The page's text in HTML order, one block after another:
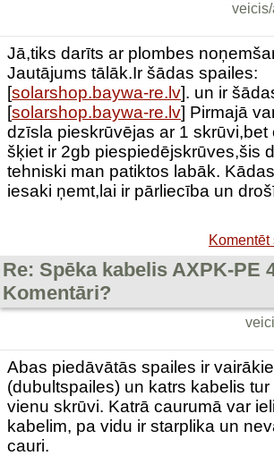
Jā,tiks darīts ar plombes
Jautājums tālāk.Ir šādas spailes:
[solarshop.baywa-re.lv]. un ir
[solarshop.baywa-re.lv] Pirmajā
dzīsla pieskrūvējas ar 1 skrūvi,bet
šķiet ir 2gb piespiedējskrūves,šis
tehniski man patiktos labāk.
iesaki ņemt,lai ir pārliecība un
Komentēt
Re: Spēka kabelis AXPK-PE
Komentāri?
Abas piedāvātās spailes ir
(dubultspailes) un katrs kabelis
vienu skrūvi. Katrā caurumā var
kabelim, pa vidu ir starplika un
cauri.